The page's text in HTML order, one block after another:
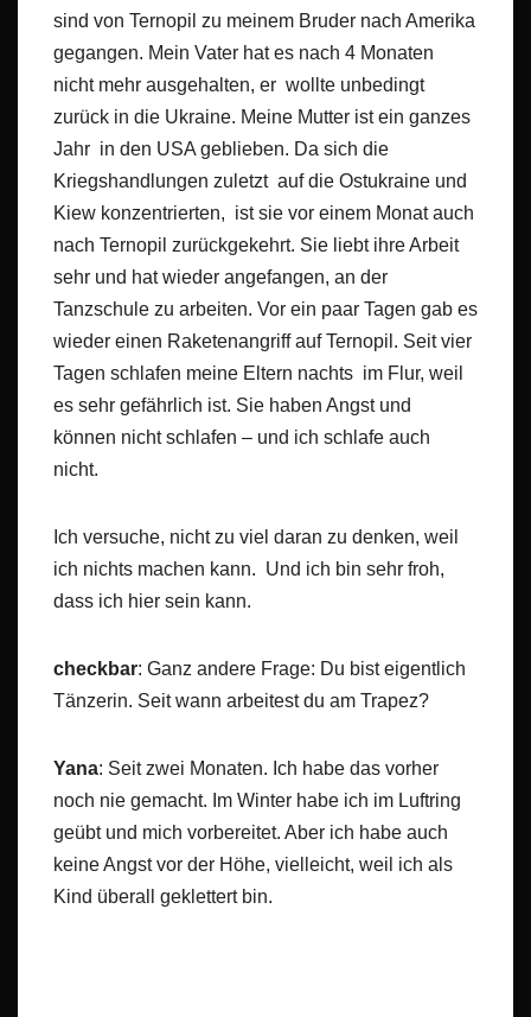
sind von Ternopil zu meinem Bruder nach Amerika
gegangen. Mein Vater hat es nach 4 Monaten
nicht mehr ausgehalten, er wollte unbedingt
zurück in die Ukraine. Meine Mutter ist ein ganzes
Jahr in den USA geblieben. Da sich die
Kriegshandlungen zuletzt auf die Ostukraine und
Kiew konzentrierten, ist sie vor einem Monat auch
nach Ternopil zurückgekehrt. Sie liebt ihre Arbeit
sehr und hat wieder angefangen, an der
Tanzschule zu arbeiten. Vor ein paar Tagen gab es
wieder einen Raketenangriff auf Ternopil. Seit vier
Tagen schlafen meine Eltern nachts im Flur, weil
es sehr gefährlich ist. Sie haben Angst und
können nicht schlafen – und ich schlafe auch
nicht.
Ich versuche, nicht zu viel daran zu denken, weil
ich nichts machen kann. Und ich bin sehr froh,
dass ich hier sein kann.
checkbar: Ganz andere Frage: Du bist eigentlich
Tänzerin. Seit wann arbeitest du am Trapez?
Yana: Seit zwei Monaten. Ich habe das vorher
noch nie gemacht. Im Winter habe ich im Luftring
geübt und mich vorbereitet. Aber ich habe auch
keine Angst vor der Höhe, vielleicht, weil ich als
Kind überall geklettert bin.